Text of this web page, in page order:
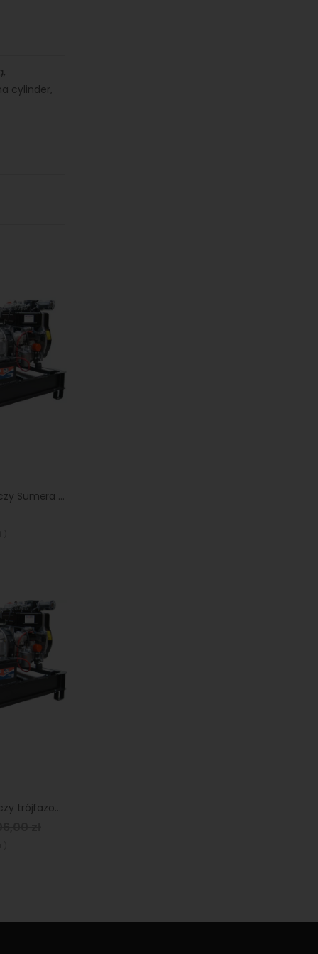
cylinder,
Agregat prądotwórczy Sumera Motor SMG-16ME-L-AVR
Agregat prądotwórczy trójfazowy Sumera Motor SMG-20TE-L